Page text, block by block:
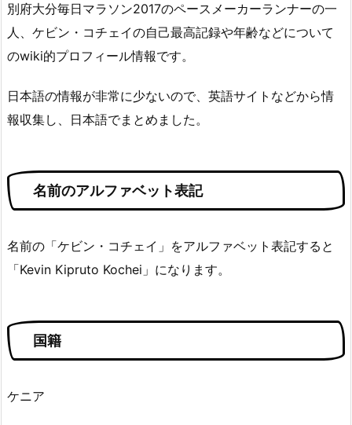
別府大分毎日マラソン2017のペースメーカーランナーの一
人、ケビン・コチェイの自己最高記録や年齢などについて
のwiki的プロフィール情報です。
日本語の情報が非常に少ないので、英語サイトなどから情
報収集し、日本語でまとめました。
名前のアルファベット表記
名前の「ケビン・コチェイ」をアルファベット表記すると
「Kevin Kipruto Kochei」になります。
国籍
ケニア